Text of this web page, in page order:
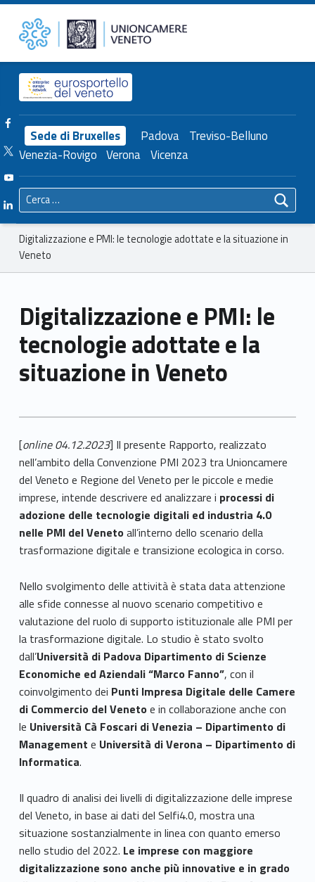
Digitalizzazione e PMI: le tecnologie adottate e la situazione in Veneto – Unioncamere del Veneto Unioncamere del Veneto
Header info sidebar
Sede di Bruxelles Padova Treviso-Belluno
Venezia-Rovigo Verona Vicenza
Facebook Unioncamere Veneto
Twitter Unioncamere Veneto
Youtube Unioncamere Veneto
Linkedin Unioncamere Veneto
Ricerca per:
Breadcrumbs navigation
Digitalizzazione e PMI: le tecnologie adottate e la situazione in
Veneto
Digitalizzazione e PMI: le
tecnologie adottate e la
situazione in Veneto
[online 04.12.2023] Il presente Rapporto, realizzato
nell’ambito della Convenzione PMI 2023 tra Unioncamere
del Veneto e Regione del Veneto per le piccole e medie
imprese, intende descrivere ed analizzare i processi di
adozione delle tecnologie digitali ed industria 4.0
nelle PMI del Venetoall’interno dello scenario della
trasformazione digitale e transizione ecologica in corso.
Nello svolgimento delle attività è stata data attenzione
alle sfide connesse al nuovo scenario competitivo e
valutazione del ruolo di supporto istituzionale alle PMI per
la trasformazione digitale. Lo studio è stato svolto
dall’Università di Padova Dipartimento di Scienze
Economiche ed Aziendali “Marco Fanno”, con il
coinvolgimento dei Punti Impresa Digitale delle Camere
di Commercio del Venetoe in collaborazione anche con
le Università Cà Foscari di Venezia – Dipartimento di
Management e Università di Verona – Dipartimento di
Informatica.
Il quadro di analisi dei livelli di digitalizzazione delle imprese
del Veneto, in base ai dati del Selfi4.0, mostra una
situazione sostanzialmente in linea con quanto emerso
nello studio del 2022. Le imprese con maggiore
digitalizzazione sono anche più innovative e in grado